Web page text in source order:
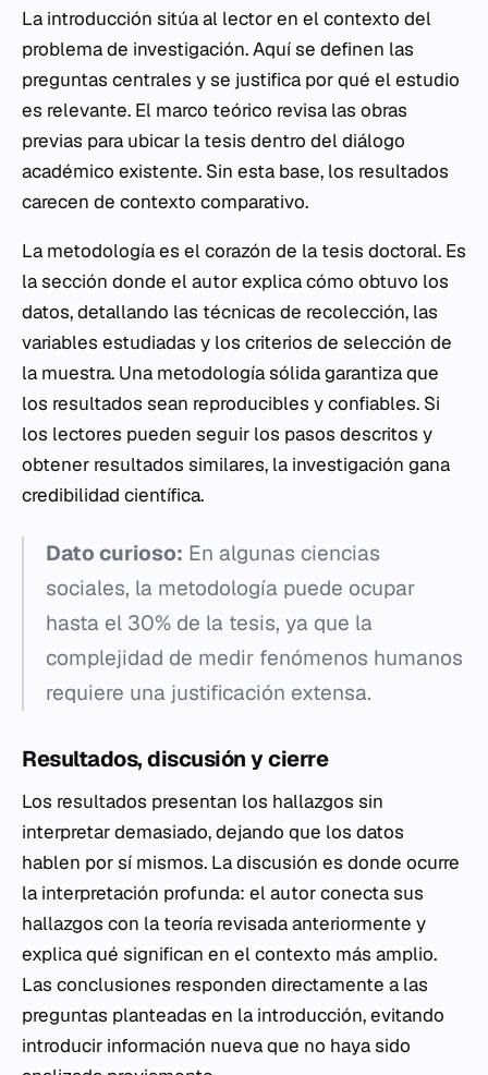
La introducción sitúa al lector en el contexto del
problema de investigación. Aquí se definen las
preguntas centrales y se justifica por qué el estudio
es relevante. El marco teórico revisa las obras
previas para ubicar la tesis dentro del diálogo
académico existente. Sin esta base, los resultados
carecen de contexto comparativo.
La metodología es el corazón de la tesis doctoral. Es
la sección donde el autor explicacómo obtuvo los
datos, detallando las técnicas de recolección, las
variables estudiadas y los criterios de selección de
la muestra. Una metodología sólida garantiza que
los resultados sean reproducibles y confiables. Si
los lectores pueden seguir los pasos descritos y
obtener resultados similares, la investigación gana
credibilidad científica.
Dato curioso: En algunas ciencias
sociales, la metodología puede ocupar
hasta el 30% de la tesis, ya que la
complejidad de medir fenómenos humanos
requiere una justificación extensa.
Resultados, discusión y cierre
Los resultados presentan los hallazgos sin
interpretar demasiado, dejando que los datos
hablen por sí mismos. La discusión es donde ocurre
la interpretación profunda: el autor conecta sus
hallazgos con la teoría revisada anteriormente y
explica qué significan en el contexto más amplio.
Las conclusiones responden directamente a las
preguntas planteadas en la introducción, evitando
introducir información nueva que no haya sido